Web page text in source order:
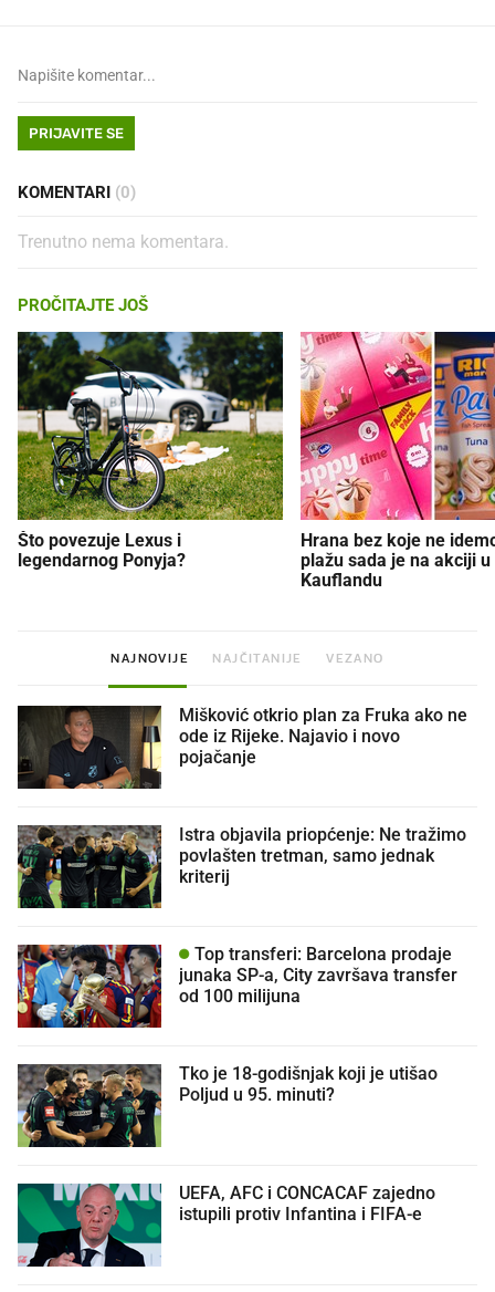
PRIJAVITE SE
KOMENTARI (0)
Trenutno nema komentara.
PROČITAJTE JOŠ
Što povezuje Lexus i
legendarnog Ponyja?
Hrana bez koje ne
plažu sada je na akciji u
Kauflandu
NAJNOVIJE NAJČITANIJE VEZANO
Mišković otkrio plan za Fruka ako ne
ode iz Rijeke. Najavio i novo
pojačanje
Istra objavila priopćenje: Ne tražimo
povlašten tretman, samo jednak
kriterij
Top transferi: Barcelona prodaje
junaka SP-a, City završava transfer
od 100 milijuna
Tko je 18-godišnjak koji je utišao
Poljud u 95. minuti?
UEFA, AFC i CONCACAF zajedno
istupili protiv Infantina i FIFA-e